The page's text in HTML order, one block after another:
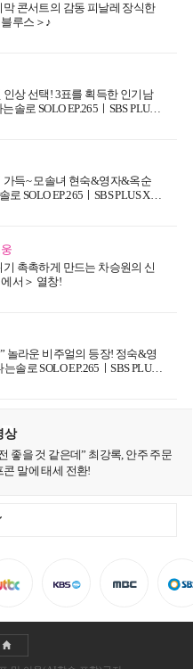
막 콘서트의 감동 피날레 장식한
루스＞♪
인상 선택! 3표를 획득한 인기남
솔로 SOLO EP.265ㅣSBS PLUS
가득~ 모솔녀 현숙&영자&옥순
로 SOLO EP.265ㅣSBS PLUS X
기 촉촉하게 만드는 차승원의 신
서＞ 열창!
놀라운 비주얼의 등장! 정숙&영
솔로 SOLO EP.265ㅣSBS PLUS
상
좋을 것 같은데” 최강록, 안주 주문
말에 태세 전환!